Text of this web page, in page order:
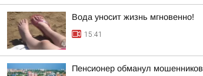
Вода уносит жизнь мгновенно!
15:41
Пенсионер обманул мошенников